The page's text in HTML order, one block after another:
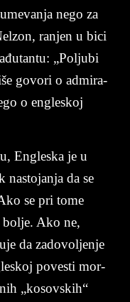
nego za
ran­jen u bici
„Pol­ju­bi
go­vo­ri o ad­mi­ra­
o en­gle­skoj
En­gle­ska je u
da se
se pri tome
Ako ne,
da za­do­voljen­je
po­ve­sti mor­
„ko­sov­skih“